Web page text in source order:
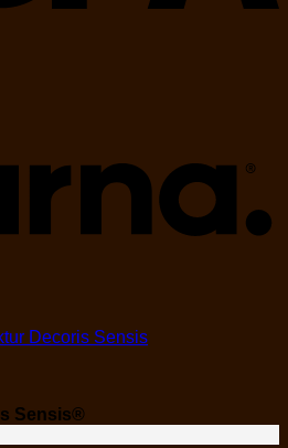
Decoris Sensis
Sensis®